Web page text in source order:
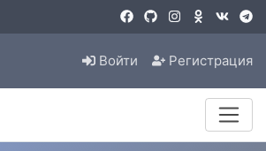
Войти Регистрация